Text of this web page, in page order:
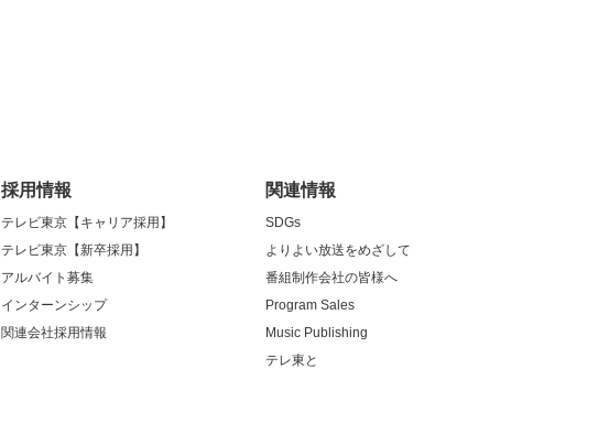
採用情報
テレビ東京【キャリア採用】
テレビ東京【新卒採用】
アルバイト募集
インターンシップ
関連会社採用情報
関連情報
SDGs
よりよい放送をめざして
番組制作会社の皆様へ
Program Sales
Music Publishing
テレ東と